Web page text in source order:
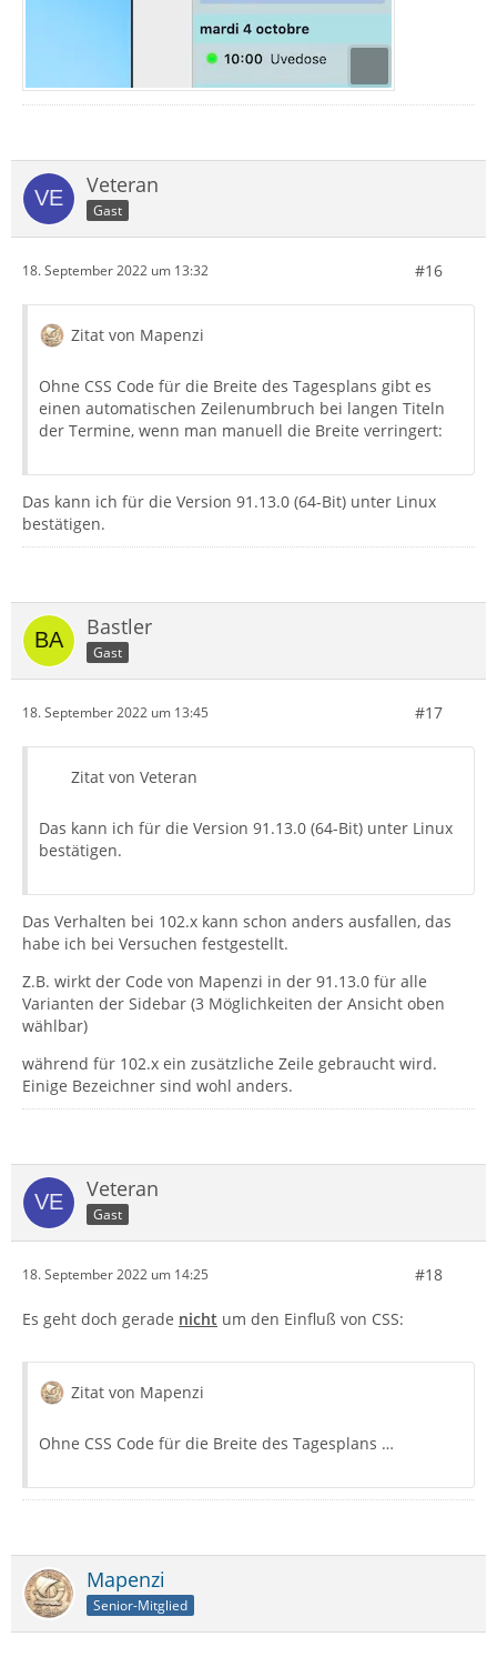
Veteran
Gast
18. September 2022 um 13:32 #16
Zitat von Mapenzi
Ohne CSS Code für die Breite des Tagesplans gibt es
einen automatischen Zeilenumbruch bei langen Titeln
der Termine, wenn man manuell die Breite verringert:
Das kann ich für die Version 91.13.0 (64-Bit) unter Linux
bestätigen.
Bastler
Gast
18. September 2022 um 13:45 #17
Zitat von Veteran
Das kann ich für die Version 91.13.0 (64-Bit) unter Linux
bestätigen.
Das Verhalten bei 102.x kann schon anders ausfallen, das
habe ich bei Versuchen festgestellt.
Z.B. wirkt der Code von Mapenzi in der 91.13.0 für alle
Varianten der Sidebar (3 Möglichkeiten der Ansicht oben
wählbar)
während für 102.x ein zusätzliche Zeile gebraucht wird.
Einige Bezeichner sind wohl anders.
Veteran
Gast
18. September 2022 um 14:25 #18
Es geht doch gerade nicht um den Einfluß von CSS:
Zitat von Mapenzi
Ohne CSS Code für die Breite des Tagesplans …
Mapenzi
Senior-Mitglied